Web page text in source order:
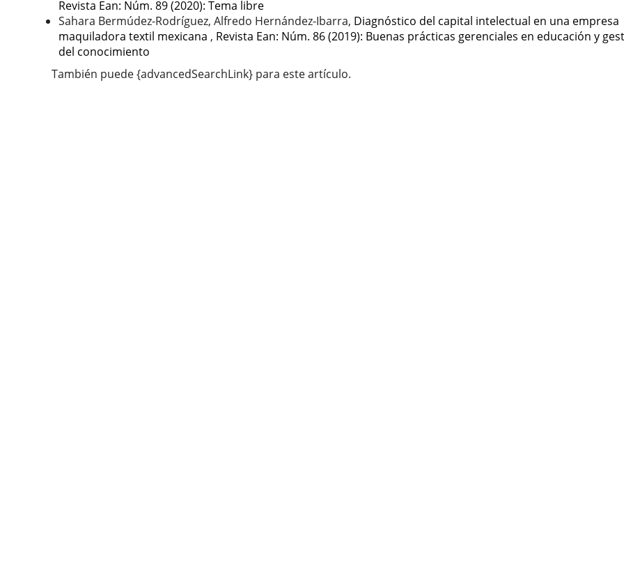
Revista Ean: Núm. 89 (2020): Tema libre
Sahara Bermúdez-Rodríguez, Alfredo Hernández-Ibarra, Diagnóstico del capital intelectual en una empresa
maquiladora textil mexicana , Revista Ean: Núm. 86 (2019): Buenas prácticas gerenciales en educación y
del conocimiento
También puede {advancedSearchLink} para este artículo.